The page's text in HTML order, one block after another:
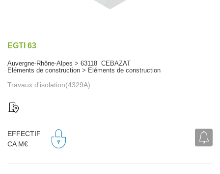
EGTI 63
Auvergne-Rhône-Alpes > 63118 CEBAZAT
Eléments de construction > Eléments de construction
Travaux d'isolation(4329A)
EFFECTIF
CA M€